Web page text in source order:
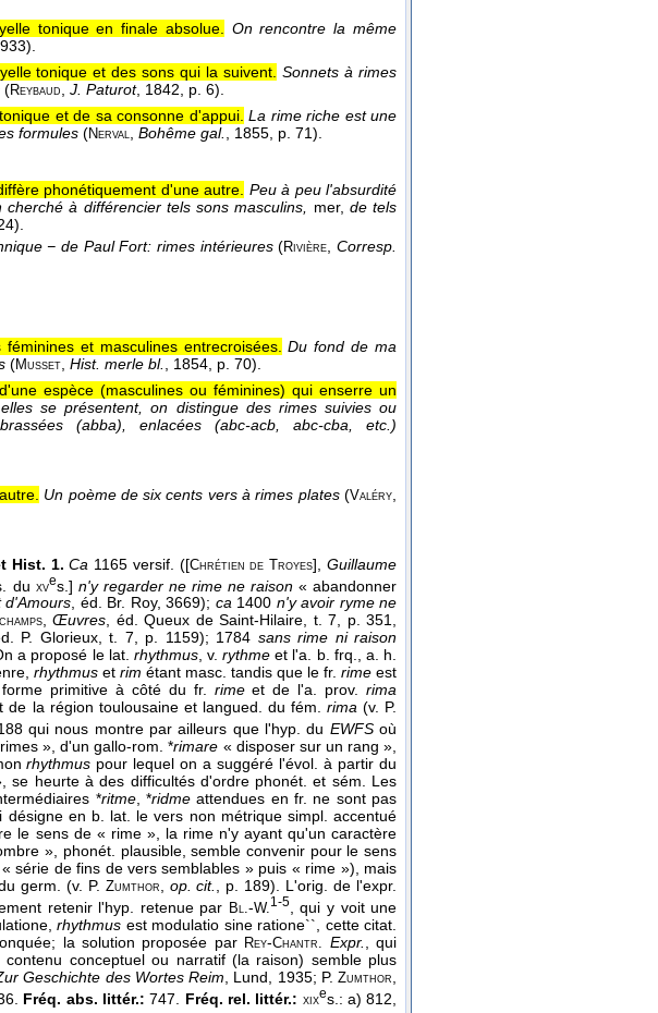
tonique en finale absolue. On rencontre la même
).
tonique et des sons qui la suivent. Sonnets à rimes
(Reybaud, J. Paturot, 1842, p. 6).
et de sa consonne d'appui. La rime riche est une
formules (Nerval, Bohême gal., 1855, p. 71).
phonétiquement d'une autre. Peu à peu l'absurdité
à différencier tels sons masculins,
mer, de tels
− de Paul Fort: rimes intérieures(Rivière ,Corresp.
et masculines entrecroisées. Du fond de ma
(Musset Hist. merle bl. , 1854 , p. 70).
espèce (masculines ou féminines) qui enserre un
se présentent, on distingue des rimes suivies ou
(abba), enlacées (abc-acb, abc-cba, etc.)
Un poème de six cents vers à rimes plates(Valéry
Hist. 1.Ca 1165 versif. ([Chrétien de Troyes],Guillaume
du xves.] n'y regarder ne rime ne raison« abandonner
d'Amours, éd. Br. Roy, 3669); ca1400 n'y avoir ryme ne
,Œuvres, éd. Queux de Saint-Hilaire, t. 7, p. 351,
P. Glorieux, t. 7, p. 1159); 1784 sans rime ni raison
a proposé le lat. rhythmus, v.rythme et l'a. b. frq., a. h.
rhythmus et rim étant masc. tandis que le fr. rime est
primitive à côté du fr. rimeet de l'a. prov.rima
la région toulousaine et langued. du fém. rima(v. P.
qui nous montre par ailleurs que l'hyp. du EWFSoù
», d'un gallo-rom. *rimare « disposer sur un rang »,
rhythmus pour lequel on a suggéré l'évol. à partir du
heurte à des difficultés d'ordre phonét. et sém. Les
*ritme, *ridmeattendues en fr. ne sont pas
désigne en b. lat. le vers non métrique simpl. accentué
le sens de « rime », la rime n'y ayant qu'un caractère
», phonét. plausible, semble convenir pour le sens
série de fins de vers semblables » puis « rime »), mais
germ. (v. P. Zumthor op. cit.
, p. 189). L'orig. de l'expr.
retenir l'hyp. retenue par Bl. -W. 1-5, qui y voit une
rhythmus est modulatio sine ratione``, cette citat.
la solution proposée par Rey-Chantr. Expr.
, qui
conceptuel ou narratif (la raison) semble plus
Geschichte des Wortes Reim , Lund, 1935; P.Zumthor
Fréq. abs. littér.: 747. Fréq. rel. littér.: xixes.: a) 812,